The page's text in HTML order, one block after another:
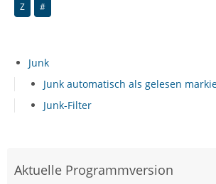
Z
#
Junk
Junk automatisch als gelesen
Junk-Filter
Aktuelle Programmversion